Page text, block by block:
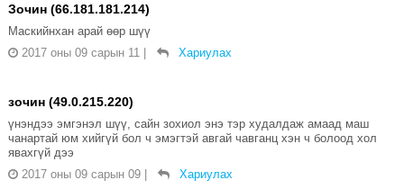
Зочин (66.181.181.214)
Маскийнхан арай өөр шүү
2017 оны 09 сарын 11
Хариулах
зочин (49.0.215.220)
үнэндээ эмгэнэл шүү, сайн зохиол энэ тэр худалдаж амаад маш
чанартай юм хийгүй бол ч эмэгтэй авгай чавганц хэн ч болоод хол
явахгүй дээ
2017 оны 09 сарын 09
Хариулах